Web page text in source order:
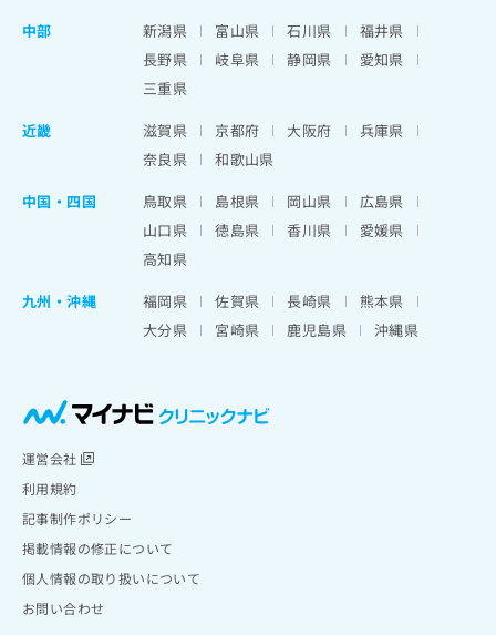
中部
新潟県 富山県 石川県
福井県
長野県
岐阜県 静岡県
愛知県
三重県
近畿
滋賀県 京都府 大阪府
兵庫県
奈良県
和歌山県
中国・四国
鳥取県 島根県 岡山県
広島県
山口県
徳島県 香川県
愛媛県
高知県
九州・沖縄
福岡県 佐賀県 長崎県
熊本県
大分県
宮崎県 鹿児島県 沖縄県
運営会社
利用規約
記事制作ポリシー
掲載情報の修正について
個人情報の取り扱いについて
お問い合わせ